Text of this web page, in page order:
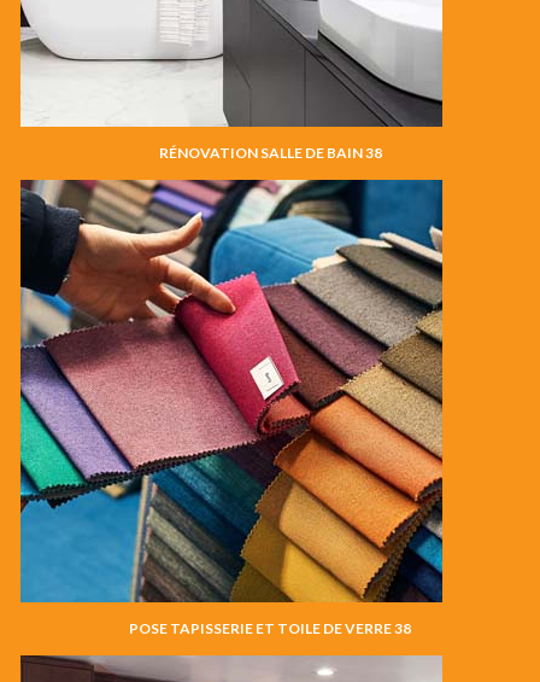
RÉNOVATION SALLE DE BAIN 38
POSE TAPISSERIE ET TOILE DE VERRE 38